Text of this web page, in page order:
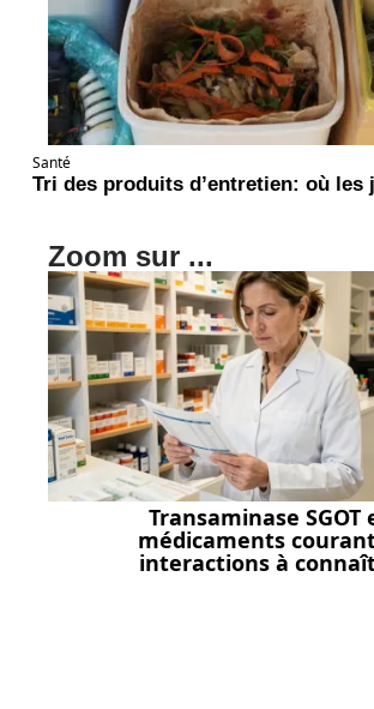
Santé
Tri des produits d’entretien: où les
Zoom sur ...
Transaminase SGOT
médicaments
interactions à